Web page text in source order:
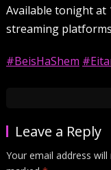
Available tonight at
streaming
#BeisHaShem
Leave a Reply
Your email address